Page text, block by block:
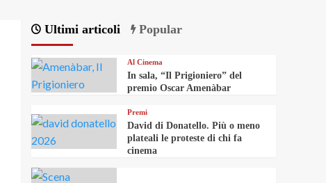
Ultimi articoli Popular
Al Cinema
In sala, “Il Prigioniero” del
premio Oscar Amenàbar
Premi
David di Donatello. Più o meno
plateali le proteste di chi fa
cinema